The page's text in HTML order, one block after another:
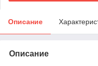
Описание
Описание